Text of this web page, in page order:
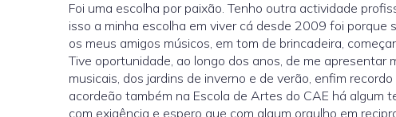
Foi uma escolha por paixão. Tenho outra actividade
isso a minha escolha em viver cá desde 2009 foi porque
os meus amigos músicos, em tom de brincadeira,
Tive oportunidade, ao longo dos anos, de me
musicais, dos jardins de inverno e de verão, enfim
acordeão também na Escola de Artes do CAE há algum
com exigência e espero que com algum orgulho em